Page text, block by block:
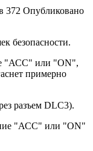
372 Опубликовано
безопасности.
"АСС" или "ON",
при­мерно
разъем DLC3).
"АСС" или "ON"